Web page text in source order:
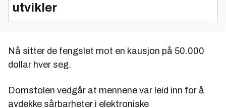
utvikler
Nå sitter de fengslet mot en kausjon på 50.000
dollar hver seg.
Domstolen vedgår at mennene var leid inn for å
avdekke sårbarheter i elektroniske